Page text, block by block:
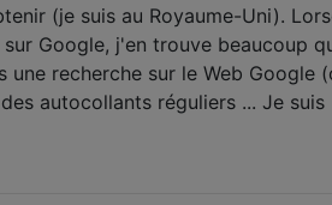
(je suis au Royaume-Uni).
Google, j'en trouve beaucoup
recherche sur le Web Google
autocollants réguliers ... Je suis